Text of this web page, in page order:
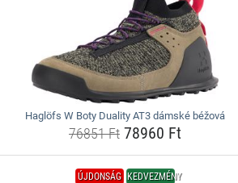
Haglöfs W Boty Duality AT3 dámské béžová
76851 Ft78960 Ft
ÚJDONSÁG KEDVEZMÉNY